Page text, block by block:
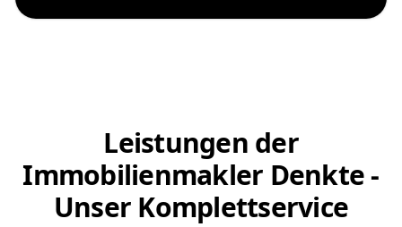
Leistungen der
Immobilienmakler Denkte -
Unser Komplettservice